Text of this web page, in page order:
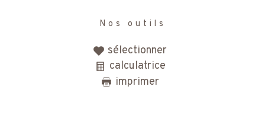
Nos outils
sélectionner
calculatrice
imprimer